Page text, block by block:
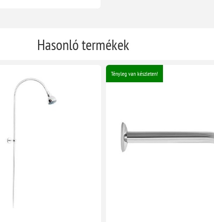
Hasonló termékek
Tényleg van készleten!